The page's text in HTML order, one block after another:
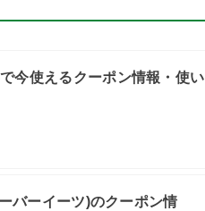
今使えるクーポン情報・使い
バーイーツ)のクーポン情